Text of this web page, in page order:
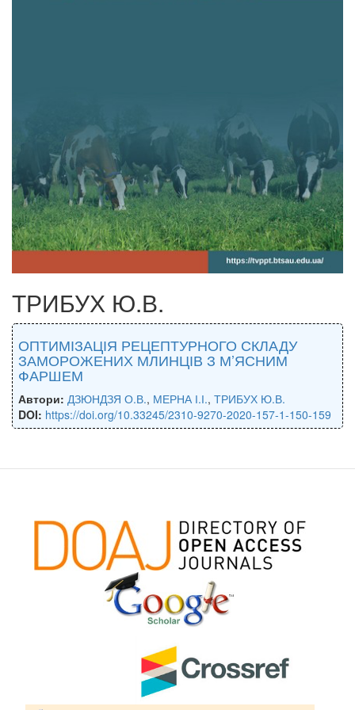
ТРИБУХ Ю.В.
ОПТИМІЗАЦІЯ РЕЦЕПТУРНОГО СКЛАДУ
ЗАМОРОЖЕНИХ МЛИНЦІВ З М’ЯСНИМ
ФАРШЕМ
Автори: ДЗЮНДЗЯ О.В., МЕРНА І.І., ТРИБУХ Ю.В.
DOI: https://doi.org/10.33245/2310-9270-2020-157-1-150-159